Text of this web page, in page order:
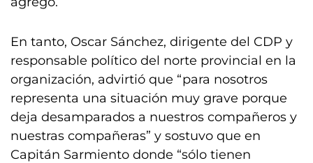
En tanto, Oscar Sánchez, dirigente del CDP y
responsable político del norte provincial en la
organización, advirtió que “para nosotros
representa una situación muy grave porque
deja desamparados a nuestros compañeros y
nuestras compañeras” y sostuvo que en
Capitán Sarmiento donde “sólo tienen